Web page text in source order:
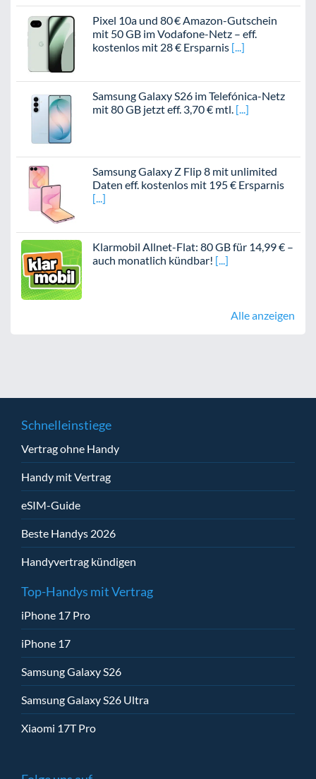
Pixel 10a und 80 € Amazon-Gutschein
mit 50 GB im Vodafone-Netz – eff.
kostenlos mit 28 € Ersparnis
Samsung Galaxy S26 im Telefónica-Netz
mit 80 GB jetzt eff. 3,70 € mtl.
Samsung Galaxy Z Flip 8 mit unlimited
Daten eff. kostenlos mit 195 € Ersparnis
Klarmobil Allnet-Flat: 80 GB für 14,99 € –
auch monatlich kündbar!
Alle anzeigen
Schnelleinstiege
Vertrag ohne Handy
Handy mit Vertrag
eSIM-Guide
Beste Handys 2026
Handyvertrag kündigen
Top-Handys mit Vertrag
iPhone 17 Pro
iPhone 17
Samsung Galaxy S26
Samsung Galaxy S26 Ultra
Xiaomi 17T Pro